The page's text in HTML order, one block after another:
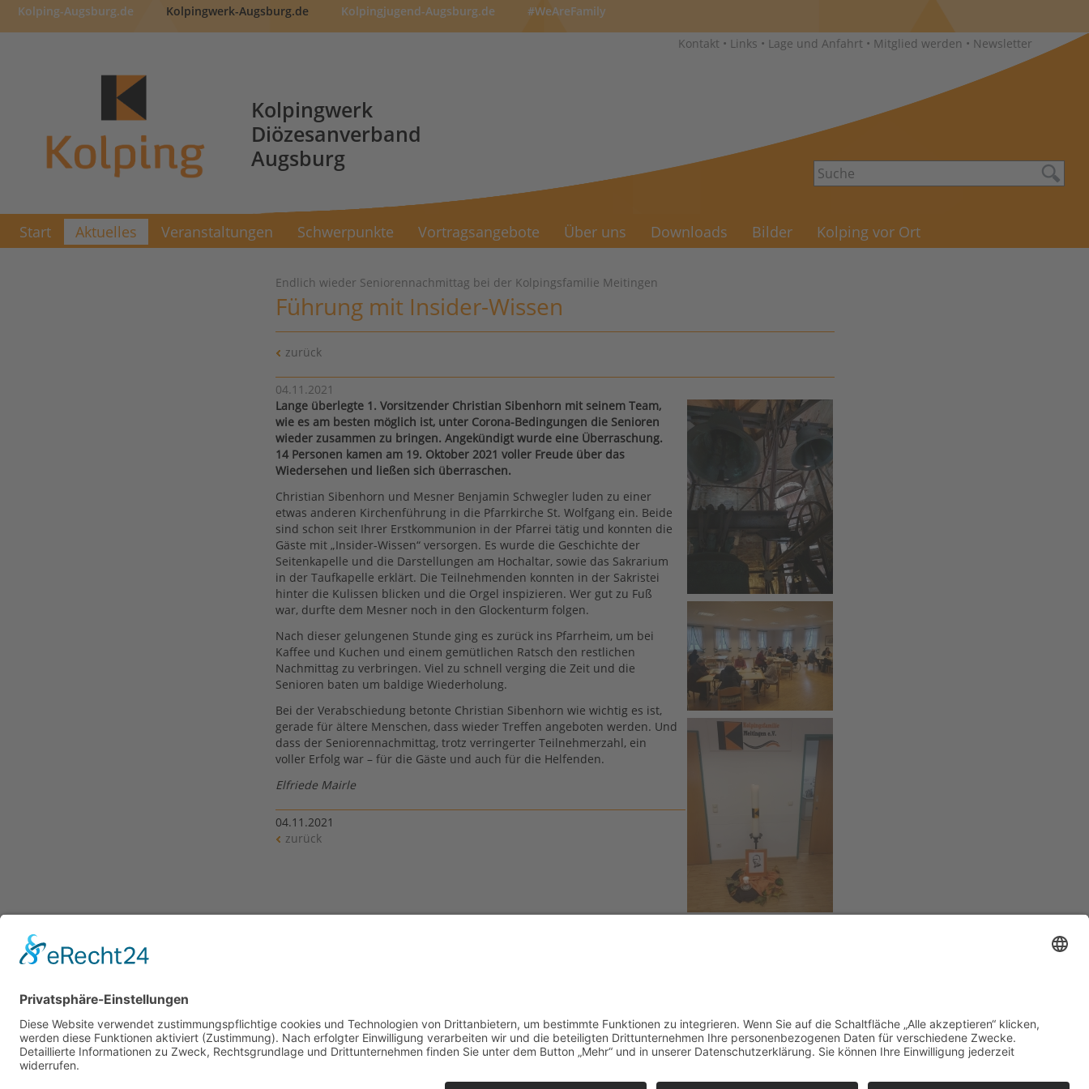
Kolping-Augsburg.de Kolpingwerk-Augsburg.de Kolpingjugend-Augsburg.de #WeAreFamily
Kontakt • Links • Lage und Anfahrt • Mitglied werden • Newsletter
Kolpingwerk
Diözesanverband
Augsburg
Start Aktuelles Veranstaltungen Schwerpunkte Vortragsangebote Über uns Downloads Bilder Kolping vor Ort
Endlich wieder Seniorennachmittag bei der Kolpingsfamilie Meitingen
Führung mit Insider-Wissen
zurück
04.11.2021
Lange überlegte 1. Vorsitzender Christian Sibenhorn mit seinem Team,
wie es am besten möglich ist, unter Corona-Bedingungen die Senioren
wieder zusammen zu bringen. Angekündigt wurde eine Überraschung.
14 Personen kamen am 19. Oktober 2021 voller Freude über das
Wiedersehen und ließen sich überraschen.
Christian Sibenhorn und Mesner Benjamin Schwegler luden zu einer
etwas anderen Kirchenführung in die Pfarrkirche St. Wolfgang ein. Beide
sind schon seit Ihrer Erstkommunion in der Pfarrei tätig und konnten die
Gäste mit „Insider-Wissen“ versorgen. Es wurde die Geschichte der
Seitenkapelle und die Darstellungen am Hochaltar, sowie das Sakrarium
in der Taufkapelle erklärt. Die Teilnehmenden konnten in der Sakristei
hinter die Kulissen blicken und die Orgel inspizieren. Wer gut zu Fuß
war, durfte dem Mesner noch in den Glockenturm folgen.
Nach dieser gelungenen Stunde ging es zurück ins Pfarrheim, um bei
Kaffee und Kuchen und einem gemütlichen Ratsch den restlichen
Nachmittag zu verbringen. Viel zu schnell verging die Zeit und die
Senioren baten um baldige Wiederholung.
Bei der Verabschiedung betonte Christian Sibenhorn wie wichtig es ist,
gerade für ältere Menschen, dass wieder Treffen angeboten werden. Und
dass der Seniorennachmittag, trotz verringerter Teilnehmerzahl, ein
voller Erfolg war – für die Gäste und auch für die Helfenden.
Elfriede Mairle
04.11.2021
zurück
Links
Kolpingsfamilie Meitingen